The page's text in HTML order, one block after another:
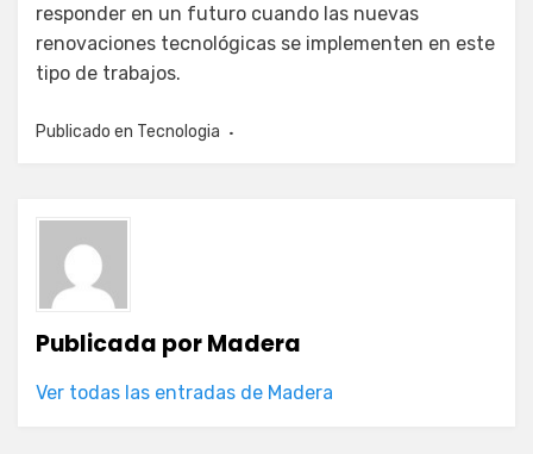
responder en un futuro cuando las nuevas
renovaciones tecnológicas se implementen en este
tipo de trabajos.
Publicado en Tecnologia
Publicada porMadera
Ver todas las entradas de Madera